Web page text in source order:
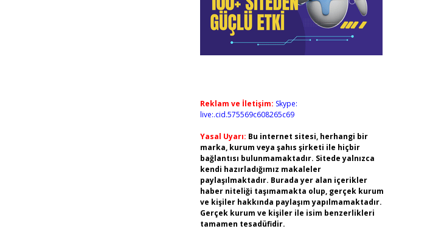
Reklam ve İletişim: Skype:
live:.cid.575569c608265c69
Yasal Uyarı: Bu internet sitesi, herhangi bir
marka, kurum veya şahıs şirketi ile hiçbir
bağlantısı bulunmamaktadır. Sitede yalnızca
kendi hazırladığımız makaleler
paylaşılmaktadır. Burada yer alan içerikler
haber niteliği taşımamakta olup, gerçek kurum
ve kişiler hakkında paylaşım yapılmamaktadır.
Gerçek kurum ve kişiler ile isim benzerlikleri
tamamen tesadüfidir.